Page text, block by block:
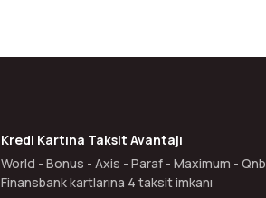
Kredi Kartına Taksit Avantajı
World - Bonus - Axis - Paraf - Maximum - Qnb
Finansbank kartlarına 4 taksit imkanı